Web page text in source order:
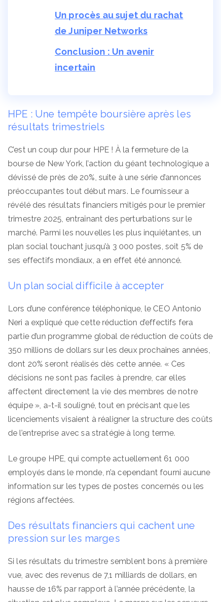
Un procès au sujet du rachat
de Juniper Networks
Conclusion : Un avenir
incertain
HPE : Une tempête boursière après les
résultats trimestriels
C’est un coup dur pour HPE ! À la fermeture de la
bourse de New York, l’action du géant technologique a
dévissé de près de 20%, suite à une série d’annonces
préoccupantes tout début mars. Le fournisseur a
révélé des résultats financiers mitigés pour le premier
trimestre 2025, entraînant des perturbations sur le
marché. Parmi les nouvelles les plus inquiétantes, un
plan social touchant jusqu’à 3 000 postes, soit 5% de
ses effectifs mondiaux, a en effet été annoncé.
Un plan social difficile à accepter
Lors d’une conférence téléphonique, le CEO Antonio
Neri a expliqué que cette réduction d’effectifs fera
partie d’un programme global de réduction de coûts de
350 millions de dollars sur les deux prochaines années,
dont 20% seront réalisés dès cette année. « Ces
décisions ne sont pas faciles à prendre, car elles
affectent directement la vie des membres de notre
équipe », a-t-il souligné, tout en précisant que les
licenciements visaient à réaligner la structure des coûts
de l’entreprise avec sa stratégie à long terme.
Le groupe HPE, qui compte actuellement 61 000
employés dans le monde, n’a cependant fourni aucune
information sur les types de postes concernés ou les
régions affectées.
Des résultats financiers qui cachent une
pression sur les marges
Si les résultats du trimestre semblent bons à première
vue, avec des revenus de 7,1 milliards de dollars, en
hausse de 16% par rapport à l’année précédente, la